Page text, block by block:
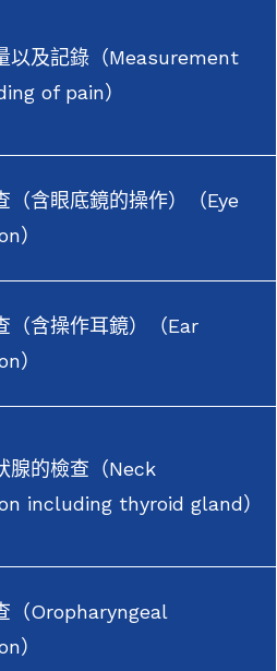
以及記錄（Measurement
of pain）
（含眼底鏡的操作）（Eye
）
（含操作耳鏡）（Ear
）
腺的檢查（Neck
including thyroid gland）
（Oropharyngeal
）